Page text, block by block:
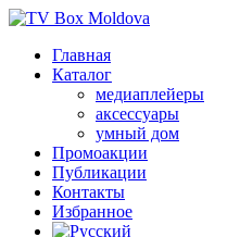
Главная
Каталог
медиаплейеры
аксессуары
умный дом
Промоакции
Публикации
Контакты
Избранное